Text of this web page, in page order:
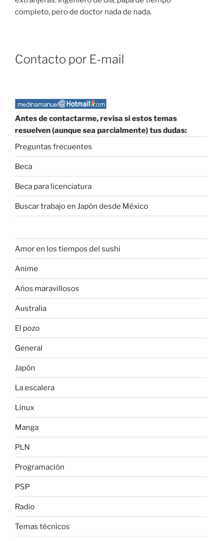
completo, pero de doctor nada de nada.
Contacto por E-mail
Antes de contactarme, revisa si estos temas
resuelven (aunque sea parcialmente) tus dudas:
Preguntas frecuentes
Beca
Beca para licenciatura
Buscar trabajo en Japón desde México
Amor en los tiempos del sushi
Anime
Años maravillosos
Australia
El pozo
General
Japón
La escalera
Linux
Manga
PLN
Programación
PSP
Radio
Temas técnicos